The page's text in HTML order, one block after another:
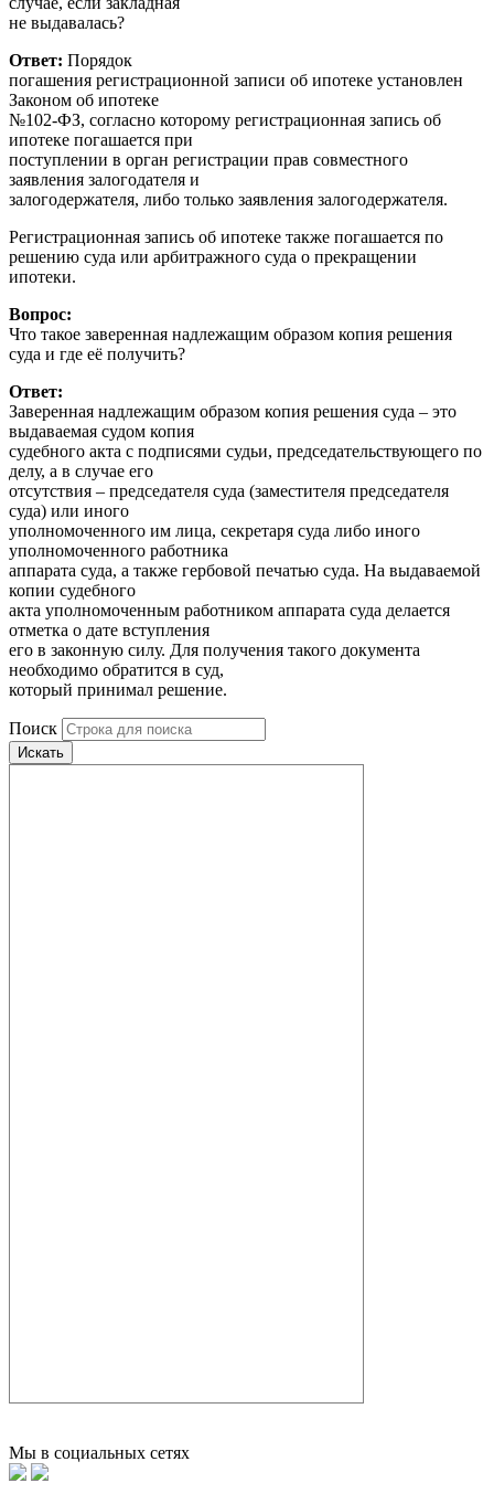
не выдавалась?
Ответ: Порядок
погашения регистрационной записи об ипотеке установлен
Законом об ипотеке
№102-ФЗ, согласно которому регистрационная запись об
ипотеке погашается при
поступлении в орган регистрации прав совместного
заявления залогодателя и
залогодержателя, либо только заявления залогодержателя.
Регистрационная запись об ипотеке также погашается по
решению суда или арбитражного суда о прекращении
ипотеки.
Вопрос:
Что такое заверенная надлежащим образом копия решения
суда и где её получить?
Ответ:
Заверенная надлежащим образом копия решения суда – это
выдаваемая судом копия
судебного акта с подписями судьи, председательствующего по
делу, а в случае его
отсутствия – председателя суда (заместителя председателя
суда) или иного
уполномоченного им лица, секретаря суда либо иного
уполномоченного работника
аппарата суда, а также гербовой печатью суда. На выдаваемой
копии судебного
акта уполномоченным работником аппарата суда делается
отметка о дате вступления
его в законную силу. Для получения такого документа
необходимо обратится в суд,
который принимал решение.
Поиск
Искать
Мы в социальных сетях